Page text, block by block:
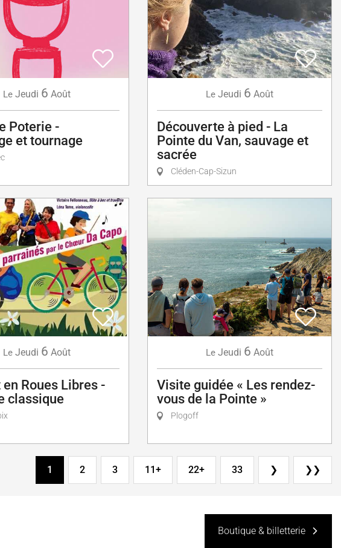
Le Jeudi 6 Août
Poterie -
et tournage
Le Jeudi 6 Août
Découverte à pied - La
Pointe du Van, sauvage et
sacrée
Cléden-Cap-Sizun
Le Jeudi 6 Août
Roues Libres -
classique
Le Jeudi 6 Août
Visite guidée « Les rendez-
vous de la Pointe »
Plogoff
1 2 3 11+ 22+ 33 ❯ ❯❯
Boutique & billetterie